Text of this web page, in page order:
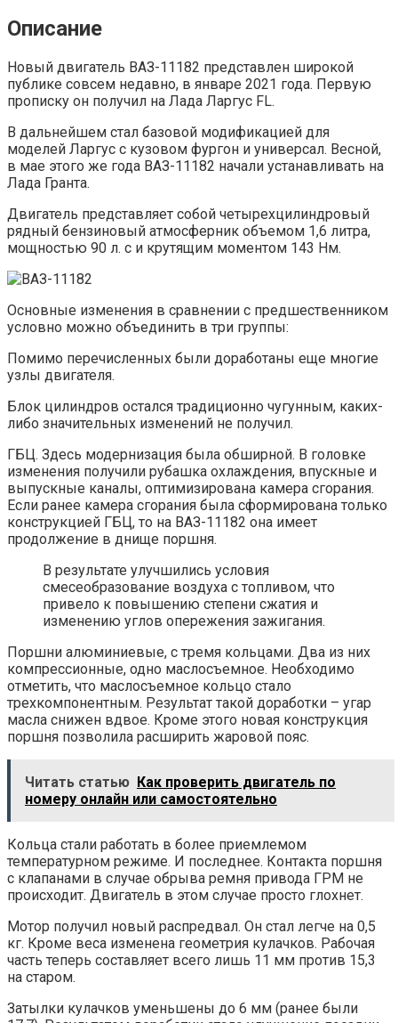
Описание
Новый двигатель ВАЗ-11182 представлен широкой
публике совсем недавно, в январе 2021 года. Первую
прописку он получил на Лада Ларгус FL.
В дальнейшем стал базовой модификацией для
моделей Ларгус с кузовом фургон и универсал. Весной,
в мае этого же года ВАЗ-11182 начали устанавливать на
Лада Гранта.
Двигатель представляет собой четырехцилиндровый
рядный бензиновый атмосферник объемом 1,6 литра,
мощностью 90 л. с и крутящим моментом 143 Нм.
Основные изменения в сравнении с предшественником
условно можно объединить в три группы:
Помимо перечисленных были доработаны еще многие
узлы двигателя.
Блок цилиндров остался традиционно чугунным, каких-
либо значительных изменений не получил.
ГБЦ. Здесь модернизация была обширной. В головке
изменения получили рубашка охлаждения, впускные и
выпускные каналы, оптимизирована камера сгорания.
Если ранее камера сгорания была сформирована только
конструкцией ГБЦ, то на ВАЗ-11182 она имеет
продолжение в днище поршня.
В результате улучшились условия
смесеобразование воздуха с топливом, что
привело к повышению степени сжатия и
изменению углов опережения зажигания.
Поршни алюминиевые, с тремя кольцами. Два из них
компрессионные, одно маслосъемное. Необходимо
отметить, что маслосъемное кольцо стало
трехкомпонентным. Результат такой доработки – угар
масла снижен вдвое. Кроме этого новая конструкция
поршня позволила расширить жаровой пояс.
Читать статью Как проверить двигатель по
номеру онлайн или самостоятельно
Кольца стали работать в более приемлемом
температурном режиме. И последнее. Контакта поршня
с клапанами в случае обрыва ремня привода ГРМ не
происходит. Двигатель в этом случае просто глохнет.
Мотор получил новый распредвал. Он стал легче на 0,5
кг. Кроме веса изменена геометрия кулачков. Рабочая
часть теперь составляет всего лишь 11 мм против 15,3
на старом.
Затылки кулачков уменьшены до 6 мм (ранее были